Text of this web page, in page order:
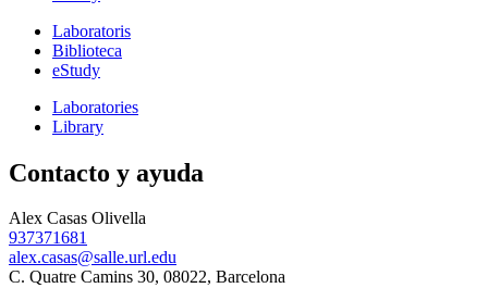
Laboratoris
Biblioteca
eStudy
Laboratories
Library
Contacto y ayuda
Alex Casas Olivella
937371681
alex.casas@salle.url.edu
C. Quatre Camins 30, 08022, Barcelona